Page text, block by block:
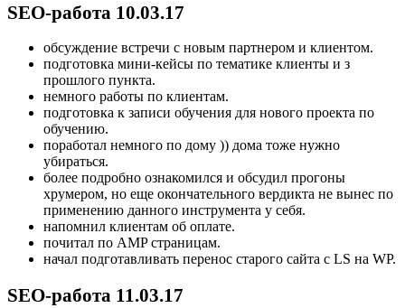
SEO-работа 10.03.17
обсуждение встречи с новым партнером и клиентом.
подготовка мини-кейсы по тематике клиенты и з
прошлого пункта.
немного работы по клиентам.
подготовка к записи обучения для нового проекта по
обучению.
поработал немного по дому )) дома тоже нужно
убираться.
более подробно ознакомился и обсудил прогоны
хрумером, но еще окончательного вердикта не вынес по
применению данного инструмента у себя.
напомнил клиентам об оплате.
почитал по AMP страницам.
начал подготавливать перенос старого сайта с LS на WP.
SEO-работа 11.03.17